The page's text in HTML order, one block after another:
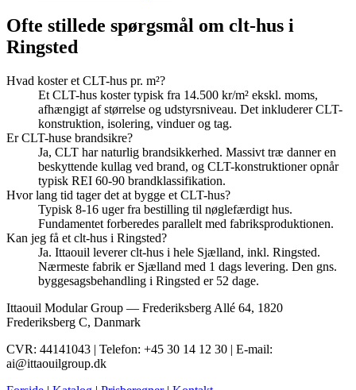
Ofte stillede spørgsmål om clt-hus i
Ringsted
Hvad koster et CLT-hus pr. m²?
Et CLT-hus koster typisk fra 14.500 kr/m² ekskl. moms,
afhængigt af størrelse og udstyrsniveau. Det inkluderer CLT-
konstruktion, isolering, vinduer og tag.
Er CLT-huse brandsikre?
Ja, CLT har naturlig brandsikkerhed. Massivt træ danner en
beskyttende kullag ved brand, og CLT-konstruktioner opnår
typisk REI 60-90 brandklassifikation.
Hvor lang tid tager det at bygge et CLT-hus?
Typisk 8-16 uger fra bestilling til nøglefærdigt hus.
Fundamentet forberedes parallelt med fabriksproduktionen.
Kan jeg få et clt-hus i Ringsted?
Ja. Ittaouil leverer clt-hus i hele Sjælland, inkl. Ringsted.
Nærmeste fabrik er Sjælland med 1 dags levering. Den gns.
byggesagsbehandling i Ringsted er 52 dage.
Ittaouil Modular Group — Frederiksberg Allé 64, 1820
Frederiksberg C, Danmark
CVR: 44141043 | Telefon: +45 30 14 12 30 | E-mail:
ai@ittaouilgroup.dk